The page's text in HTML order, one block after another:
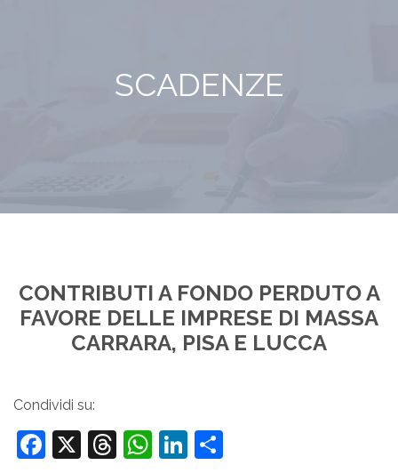
SCADENZE
CONTRIBUTI A FONDO PERDUTO A
FAVORE DELLE IMPRESE DI MASSA
CARRARA, PISA E LUCCA
Condividi su:
Facebook
X Threads
WhatsApp
LinkedIn